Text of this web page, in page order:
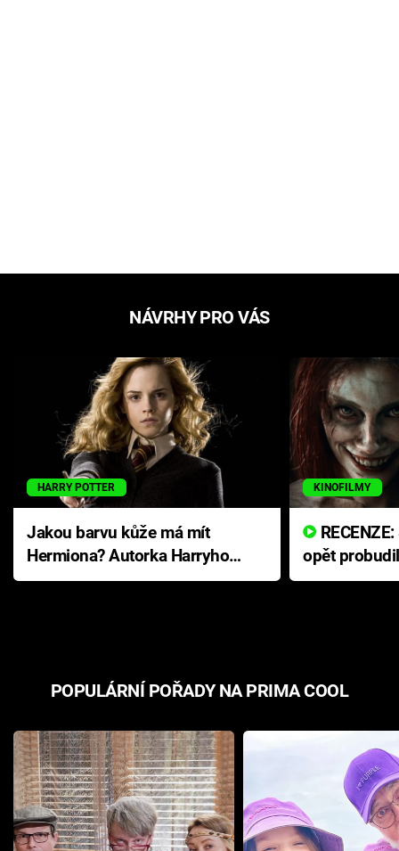
NÁVRHY PRO VÁS
HARRY POTTER
Jakou barvu kůže má mít
Hermiona? Autorka Harryho
Pottera přišla s ráznou
KINOFILMY
opět
přichází s
POPULÁRNÍ POŘADY NA PRIMA COOL